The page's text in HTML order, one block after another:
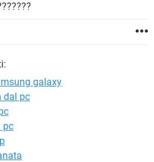
WINDOWS 10
galaxy
dal pc
pc